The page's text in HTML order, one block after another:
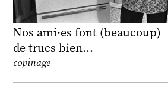
Nos ami·es font (beaucoup)
de trucs bien…
copinage